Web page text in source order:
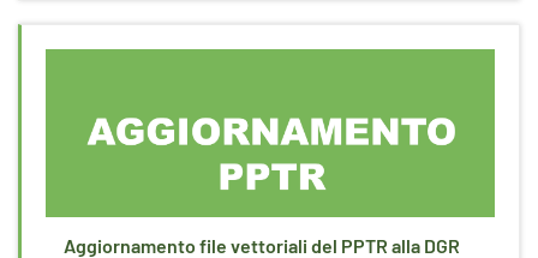
Aggiornamento file vettoriali del PPTR alla DGR